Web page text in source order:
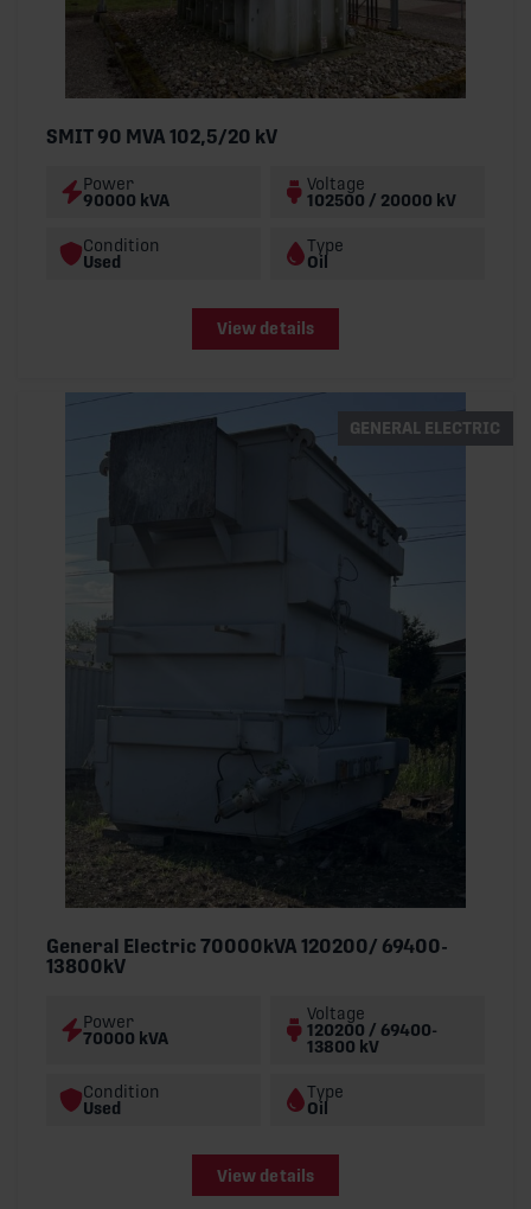
SMIT 90 MVA 102,5/20 kV
Power
90000 kVA
Voltage
102500 / 20000 kV
Condition
Used
Type
Oil
View details
GENERAL ELECTRIC
General Electric 70000kVA 120200/ 69400-
13800kV
Power
70000 kVA
Voltage
120200 / 69400-
13800 kV
Condition
Used
Type
Oil
View details